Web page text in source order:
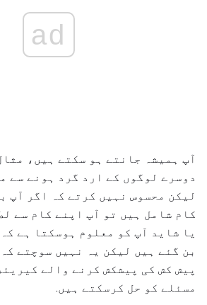
ad
آپ ہمیشہ جانتے ہو سکتے ہیں،
دوسرے لوگوں کے ارد گرد ہونے سے
لیکن محسوس نہیں کرتے کہ اگر آپ
کام شامل ہیں تو آپ اپنے کام سے
یا شاید آپ کو معلوم ہوسکتا ہے
بن گئے ہیں لیکن یہ نہیں سوچتے
پیش کش کی پیشکش کرنے والے
مسئلے کو حل کرسکتے ہیں.